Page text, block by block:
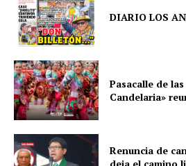
DIARIO LOS
Pasacalle de
Candelaria»
Renuncia de